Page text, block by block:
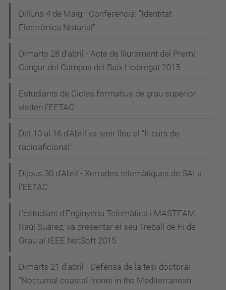
Dilluns 4 de Maig - Conferència: "Identitat
Electrònica Notarial"
Dimarts 28 d'abril - Acte de lliurament del Premi
Cangur del Campus del Baix Llobregat 2015
Estudiants de Cicles formatius de grau superior
visiten l'EETAC
Del 10 al 16 d'Abril va tenir lloc el "II curs de
radioaficionat"
Dijous 30 d'Abril - Xerrades telemàtiques de SAI a
l'EETAC
L'estudiant d'Enginyeria Telemàtica i MASTEAM,
Raúl Suárez, va presentar el seu Treball de Fi de
Grau al IEEE NetSoft 2015
Dimarts 21 d'abril - Defensa de la tesi doctoral
"Nocturnal coastal fronts in the Mediterranean